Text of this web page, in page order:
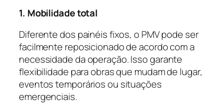
1. Mobilidade total
Diferente dos painéis fixos, o PMV pode ser
facilmente reposicionado de acordo com a
necessidade da operação. Isso garante
flexibilidade para obras que mudam de lugar,
eventos temporários ou situações
emergenciais.